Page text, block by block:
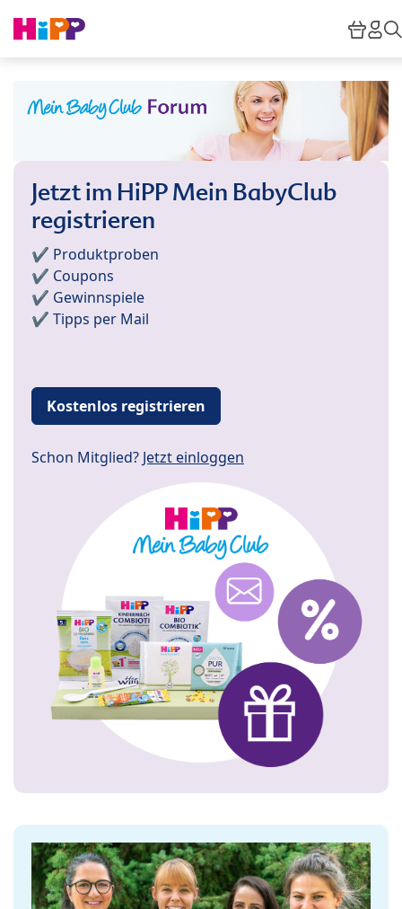
Jetzt im HiPP Mein BabyClub
registrieren
✔️ Produktproben
✔️ Coupons
✔️ Gewinnspiele
✔️ Tipps per Mail
Kostenlos registrieren
Schon Mitglied? Jetzt einloggen